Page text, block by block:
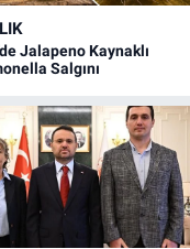
Jalapeno Kaynaklı
Salgını